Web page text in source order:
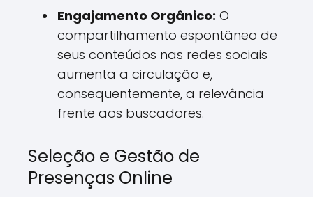
Engajamento Orgânico: O
compartilhamento espontâneo de
seus conteúdos nas redes sociais
aumenta a circulação e,
consequentemente, a relevância
frente aos buscadores.
Seleção e Gestão de
Presenças Online